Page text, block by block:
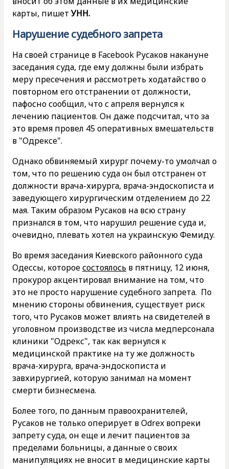
карты, пишетУНН.
Нарушение судебного запрета
На своей странице в Facebook Русаков накануне
заседания суда, где ему должны были избрать
меру пресечения и рассмотреть ходатайство о
повторном его отстранении от должности,
пафосно сообщил, что с апреля вернулся к
лечению пациентов. Он даже подсчитал, что за
это время провел 45 оперативных вмешательств
в "Одрексе".
Однако обвиняемый хирург почему-то умолчал о
том, что по решению суда он был отстранен от
должности врача-хирурга, врача-эндоскописта и
заведующего хирургическим отделением до 22
мая. Таким образом Русаков на всю страну
признался в том, что нарушил решение суда и,
очевидно, плевать хотел на украинскую Фемиду.
Во время заседания Киевского районного суда
Одессы, котороесостоялось в пятницу, 12 июня,
прокурор акцентировал внимание на том, что
это не просто нарушение судебного запрета. По
мнению стороны обвинения, существует риск
того, что Русаков может влиять на свидетелей в
уголовном производстве из числа медперсонала
клиники "Одрекс", так как вернулся к
медицинской практике на ту же должность
врача-хирурга, врача-эндоскописта и
завхирургией, которую занимал на момент
смерти бизнесмена.
Более того, по данным правоохранителей,
Русаков не только оперирует в Odrex вопреки
запрету суда, он еще и лечит пациентов за
пределами больницы, а данные о своих
манипуляциях не вносит в медицинские карты